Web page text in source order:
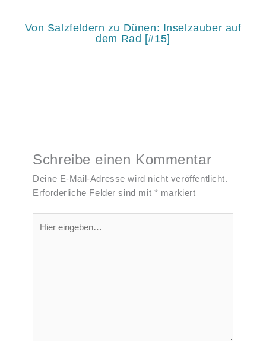
Von Salzfeldern zu Dünen: Inselzauber auf
dem Rad [#15]
Schreibe einen Kommentar
Deine E-Mail-Adresse wird nicht veröffentlicht.
Erforderliche Felder sind mit * markiert
eingeben…